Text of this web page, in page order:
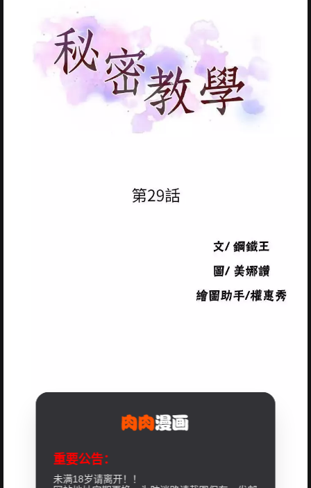
重要公告：
未满18岁请离开！！